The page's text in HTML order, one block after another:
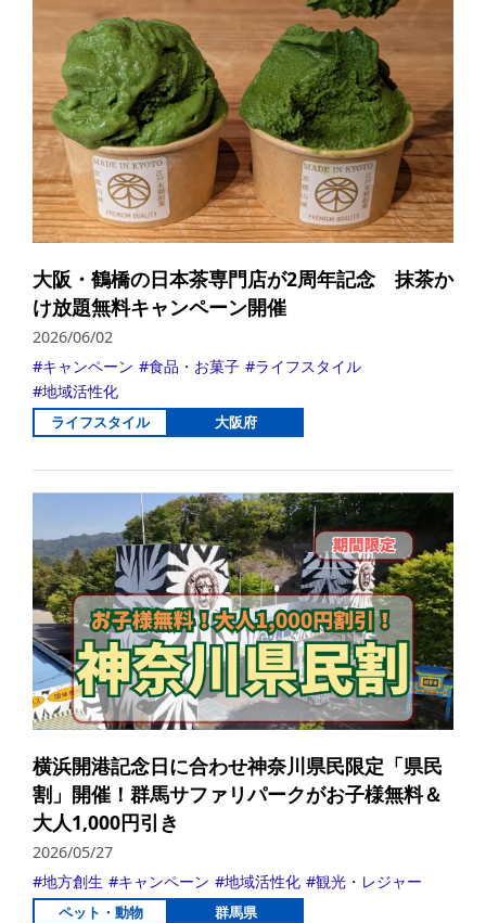
大阪・鶴橋の日本茶専門店が2周年記念 抹茶か
け放題無料キャンペーン開催
2026/06/02
キャンペーン
食品・お菓子
ライフスタイル
地域活性化
ライフスタイル 大阪府
横浜開港記念日に合わせ神奈川県民限定「県民
割」開催！群馬サファリパークがお子様無料＆
大人1,000円引き
2026/05/27
地方創生
キャンペーン 地域活性化 観光・レジャー
ペット・動物 群馬県